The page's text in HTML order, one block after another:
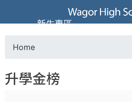
Jump to
葳
格
高
o
Home
升學金榜
新生專區